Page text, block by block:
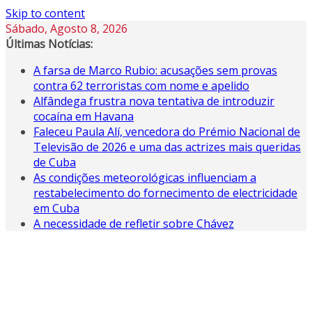
Skip to content
Sábado, Agosto 8, 2026
Últimas Notícias:
A farsa de Marco Rubio: acusações sem provas
contra 62 terroristas com nome e apelido
Alfândega frustra nova tentativa de introduzir
cocaína em Havana
Faleceu Paula Alí, vencedora do Prémio Nacional de
Televisão de 2026 e uma das actrizes mais queridas
de Cuba
As condições meteorológicas influenciam a
restabelecimento do fornecimento de electricidade
em Cuba
A necessidade de refletir sobre Chávez